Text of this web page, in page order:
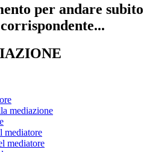
per andare subito
mediazione
mediatore